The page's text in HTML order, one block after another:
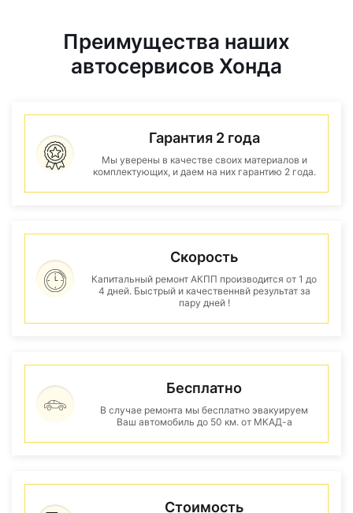
Преимущества наших
автосервисов Хонда
Гарантия 2 года
Мы уверены в качестве своих материалов и
комплектующих, и даем на них гарантию 2 года.
Скорость
Капитальный ремонт АКПП производится от 1 до
4 дней. Быстрый и качественнвй результат за
пару дней !
Бесплатно
В случае ремонта мы бесплатно эвакуируем
Ваш автомобиль до 50 км. от МКАД-а
Стоимость